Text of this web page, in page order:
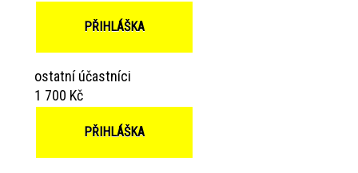
PŘIHLÁŠKA
ostatní účastníci
1 700 Kč
PŘIHLÁŠKA